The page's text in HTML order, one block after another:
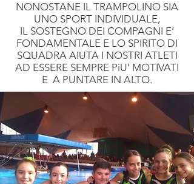
NONOSTANE IL TRAMPOLINO SIA
UNO SPORT INDIVIDUALE,
IL SOSTEGNO DEI COMPAGNI E’
FONDAMENTALE E LO SPIRITO DI
SQUADRA AIUTA I NOSTRI ATLETI
AD ESSERE SEMPRE PiU’ MOTIVATI
E A PUNTARE IN ALTO.